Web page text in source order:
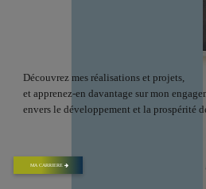
Découvrez mes réalisations et projets,
et apprenez-en davantage sur mon
envers le développement et la prospérité
MA CARRIERE